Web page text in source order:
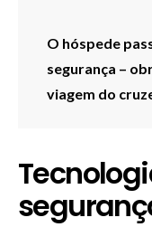
O hóspede
segurança –
viagem do